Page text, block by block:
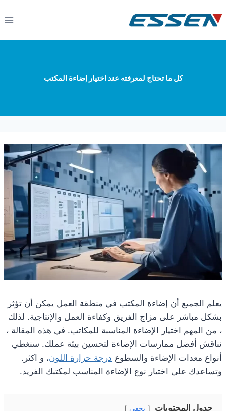
كل ما تحتاج لمعرفته عند اختيار إضاءة المكتب
يعلم الجميع أن إضاءة المكتب في منطقة العمل يمكن أن تؤثر
بشكل مباشر على مزاج الفريق وكفاءة العمل والإنتاجية. لذلك
، من المهم اختيار الإضاءة المناسبة للمكاتب. في هذه المقالة ،
نناقش أفضل ممارسات الإضاءة لتحسين بيئة عملك. سنغطي
أنواع معدات الإضاءة والسطوع درجة حرارة اللون، و اكثر.
وتساعدك على اختيار نوع الإضاءة المناسب لمكتبك الفريد.
جدول المحتويات يخفي